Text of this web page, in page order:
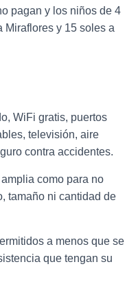
pagan y los niños de 4
Miraflores y 15 soles a
WiFi gratis, puertos
televisión, aire
contra accidentes.
como para no
tamaño ni cantidad de
a menos que se
que tengan su